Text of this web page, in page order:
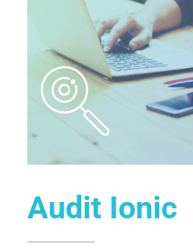
Audit Ionic